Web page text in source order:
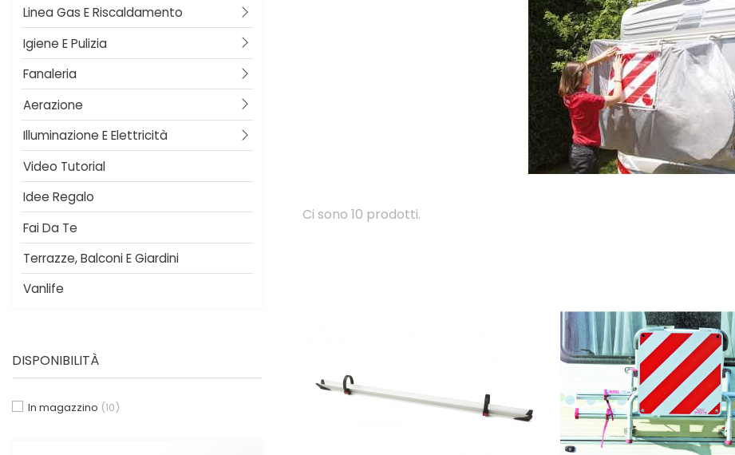
Linea Gas E Riscaldamento
Igiene E Pulizia
Fanaleria
Aerazione
Illuminazione E Elettricità
Video Tutorial
Idee Regalo
Fai Da Te
Terrazze, Balconi E Giardini
Vanlife
DISPONIBILITÀ
In magazzino (10)
Ci sono 10 prodotti.